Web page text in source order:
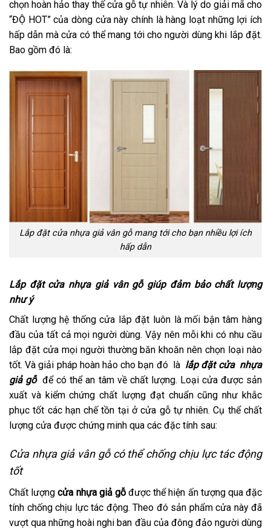
chọn hoàn hảo thay thế cửa gỗ tự nhiên. Và lý do giải mã cho
“ĐỘ HOT” của dòng cửa này chính là hàng loạt những lợi ích
hấp dẫn mà cửa có thể mang tới cho người dùng khi lắp đặt.
Bao gồm đó là:
Lắp đặt cửa nhựa giả vân gỗ mang tới cho bạn nhiều lợi ích
hấp dẫn
Lắp đặt cửa nhựa giả vân gỗ giúp đảm bảo chất lượng
như ý
Chất lượng hệ thống cửa lắp đặt luôn là mối bận tâm hàng
đầu của tất cả mọi người dùng. Vậy nên mỗi khi có nhu cầu
lắp đặt cửa mọi người thường băn khoăn nên chọn loại nào
tốt. Và giải pháp hoàn hảo cho bạn đó là lắp đặt cửa nhựa
giả gỗđể có thể an tâm về chất lượng. Loại cửa được sản
xuất và kiểm chứng chất lượng đạt chuẩn cũng như khắc
phục tốt các hạn chế tồn tại ở cửa gỗ tự nhiên. Cụ thể chất
lượng cửa được chứng minh qua các đặc tính sau:
Cửa nhựa giả vân gỗ có thể chống chịu lực tác động
tốt
Chất lượngcửa nhựa giả gỗđược thể hiện ấn tượng qua đặc
tính chống chịu lực tác động. Theo đó sản phẩm cửa này đã
vượt qua những hoài nghi ban đầu của đông đảo người dùng